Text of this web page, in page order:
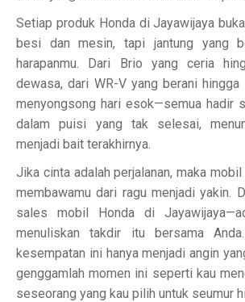
Setiap produk Honda di Jayawijaya
besi dan mesin, tapi jantung yang
harapanmu. Dari Brio yang ceria
dewasa, dari WR-V yang berani hingga
menyongsong hari esok—semua hadir
dalam puisi yang tak selesai,
menjadi bait terakhirnya.
Jika cinta adalah perjalanan, maka
membawamu dari ragu menjadi yakin.
sales mobil Honda di
menuliskan takdir itu bersama
kesempatan ini hanya menjadi angin
genggamlah momen ini seperti kau
seseorang yang kau pilih untuk seumur